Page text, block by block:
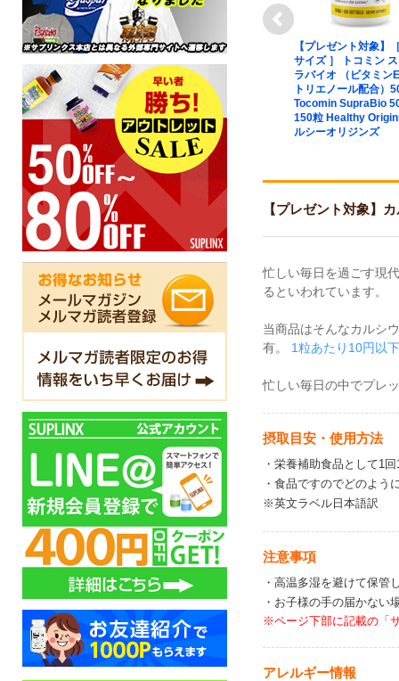
Cal/Mag/Zinc
【プレゼント対象】【定期
ーズヒップ＆バイオフラボ
ノイド（タイムリリース
型） C-500+RoseHips
&amp; Bioflavonoids
Sustained release 100粒
KAL カル
【プレゼント対象】
サイズ ］ トコミン
ラバイオ （ビタミン
トリエノール配合）
Tocomin SupraBio
150粒 Healthy
ルシーオリジンズ
next
【プレゼント対象】
忙しい毎日を過ごす現
るといわれています。
当商品はそんなカルシ
有。 1粒あたり10円以下
忙しい毎日の中でプレ
摂取目安・使用方法
・栄養補助食品として1
・食品ですのでどのよう
※英文ラベル日本語訳
注意事項
・高温多湿を避けて保管
・お子様の手の届かない
※ページ下部に記載の「
アレルギー情報